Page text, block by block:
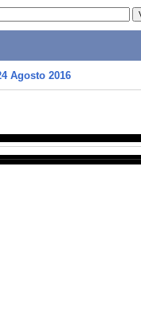
Agosto 2016